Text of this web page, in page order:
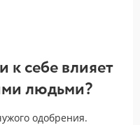
к себе влияет
людьми?
одобрения.